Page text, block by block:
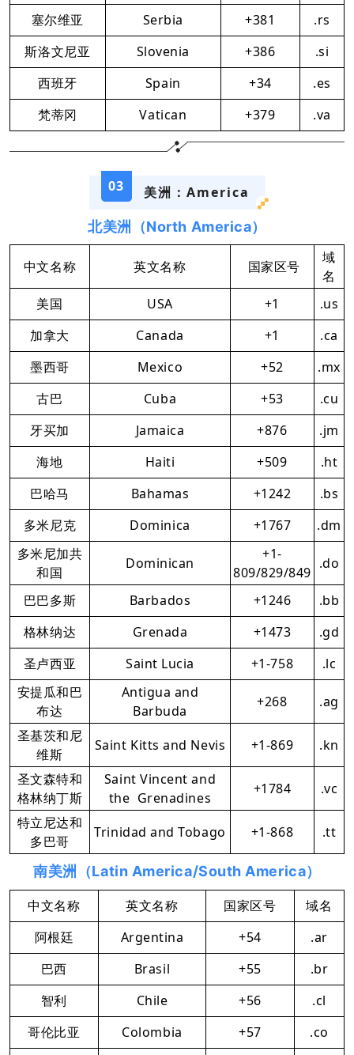
塞尔维亚
Serbia +381
.rs
斯洛文尼亚
Slovenia +386
.si
西班牙
Spain +34
.es
梵蒂冈
Vatican +379 .va
03 美洲：America
北美洲（North America）
中文名称 英文名称 国家区号
域
名
美国
USA +1
.us
加拿大
Canada +1
.ca
墨西哥
Mexico +52
.mx
古巴
Cuba +53
.cu
牙买加
Jamaica +876
.jm
海地
Haiti +509
.ht
巴哈马
Bahamas +1242
.bs
多米尼克
Dominica +1767
.dm
多米尼加共
和国
Dominican
+1-
809/829/849
.do
巴巴多斯 Barbados +1246
.bb
格林纳达
Grenada +1473
.gd
圣卢西亚
Saint Lucia +1-758
.lc
安提瓜和巴
布达
Antigua and
Barbuda
+268
.ag
圣基茨和尼
维斯
Saint Kitts and Nevis +1-869
.kn
圣文森特和
格林纳丁斯
Saint Vincent and
the Grenadines
+1784
.vc
特立尼达和
多巴哥
Trinidad and Tobago +1-868 .tt
南美洲（Latin America/South America）
中文名称 英文名称 国家区号
域名
阿根廷
Argentina +54
.ar
巴西
Brasil +55
.br
智利
Chile +56
.cl
哥伦比亚
Colombia +57
.co